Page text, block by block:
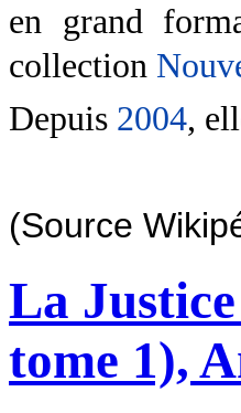
en grand
collection
Depuis 2004,
(Source
La
tome 1),